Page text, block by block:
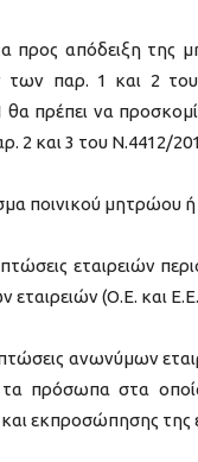
προς απόδειξη της
των παρ. 1 και 2
θα πρέπει να
2 και 3 του Ν.4412/
ποινικού μητρώου
εταιρειών
(Ο.Ε. και
ανωνύμων
πρόσωπα στα
και εκπροσώπησης της